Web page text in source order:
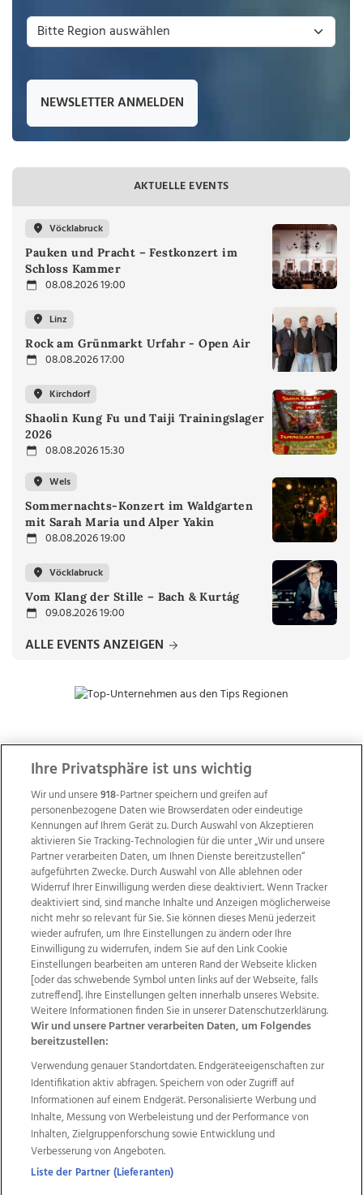
NEWSLETTER ANMELDEN
AKTUELLE EVENTS
Vöcklabruck
Pauken und Pracht – Festkonzert im
Schloss Kammer
08.08.2026 19:00
Linz
Rock am Grünmarkt Urfahr - Open Air
08.08.2026 17:00
Kirchdorf
Shaolin Kung Fu und Taiji Trainingslager
2026
08.08.2026 15:30
Wels
Sommernachts-Konzert im Waldgarten
mit Sarah Maria und Alper Yakin
08.08.2026 19:00
Vöcklabruck
Vom Klang der Stille – Bach & Kurtág
09.08.2026 19:00
ALLE EVENTS ANZEIGEN
ZUR NACHRICHTENÜBERSICHT
Wir über uns Mediadaten Kontakt
Jobs
Datenschutz
Impressum
AGB Anzeigekunden
AGB Website
Ehrenkodex Politische Werbung
Weitere Angebote des Medienhauses Wimmer
TV1 di-mog-i.at OÖNow
Ischler Woche
Life Radio
OÖNachrichten
OÖN Immobilien
OÖN Karriere
OÖN Reise
Promenaden Galerien
Regionaljobs
wasistlos.at
Ihre Privatsphäre ist uns wichtig
Wir und unsere918-Partner speichern und greifen auf
personenbezogene Daten wie Browserdaten oder eindeutige
Kennungen auf Ihrem Gerät zu. Durch Auswahl von Akzeptieren
aktivieren Sie Tracking-Technologien für die unter „Wir und unsere
Partner verarbeiten Daten, um Ihnen Dienste bereitzustellen“
aufgeführten Zwecke. Durch Auswahl von Alle ablehnen oder
Widerruf Ihrer Einwilligung werden diese deaktiviert. Wenn Tracker
deaktiviert sind, sind manche Inhalte und Anzeigen möglicherweise
nicht mehr so relevant für Sie. Sie können dieses Menü jederzeit
wieder aufrufen, um Ihre Einstellungen zu ändern oder Ihre
Einwilligung zu widerrufen, indem Sie auf den Link Cookie
Einstellungen bearbeiten am unteren Rand der Webseite klicken
[oder das schwebende Symbol unten links auf der Webseite, falls
zutreffend]. Ihre Einstellungen gelten innerhalb unseres Website.
Weitere Informationen finden Sie in unserer Datenschutzerklärung.
Wir und unsere Partner verarbeiten Daten, um Folgendes
bereitzustellen:
Verwendung genauer Standortdaten. Endgeräteeigenschaften zur
Identifikation aktiv abfragen. Speichern von oder Zugriff auf
Informationen auf einem Endgerät. Personalisierte Werbung und
Inhalte, Messung von Werbeleistung und der Performance von
Inhalten, Zielgruppenforschung sowie Entwicklung und
Verbesserung von Angeboten.
Liste der Partner (Lieferanten)